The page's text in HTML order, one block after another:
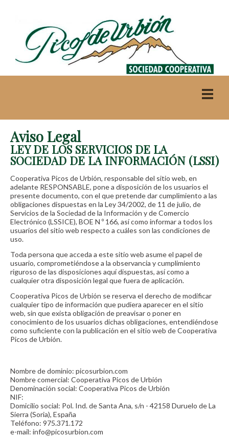
Aviso Legal
LEY DE LOS SERVICIOS DE LA
SOCIEDAD DE LA INFORMACIÓN (LSSI)
Cooperativa Picos de Urbión, responsable del sitio web, en
adelante RESPONSABLE, pone a disposición de los usuarios el
presente documento, con el que pretende dar cumplimiento a las
obligaciones dispuestas en la Ley 34/2002, de 11 de julio, de
Servicios de la Sociedad de la Información y de Comercio
Electrónico (LSSICE), BOE N º 166, así como informar a todos los
usuarios del sitio web respecto a cuáles son las condiciones de
uso.
Toda persona que acceda a este sitio web asume el papel de
usuario, comprometiéndose a la observancia y cumplimiento
riguroso de las disposiciones aquí dispuestas, así como a
cualquier otra disposición legal que fuera de aplicación.
Cooperativa Picos de Urbión se reserva el derecho de modificar
cualquier tipo de información que pudiera aparecer en el sitio
web, sin que exista obligación de preavisar o poner en
conocimiento de los usuarios dichas obligaciones, entendiéndose
como suficiente con la publicación en el sitio web de Cooperativa
Picos de Urbión.
Nombre de dominio: picosurbion.com
Nombre comercial: Cooperativa Picos de Urbión
Denominación social: Cooperativa Picos de Urbión
NIF:
Domicilio social: Pol. Ind. de Santa Ana, s/n - 42158 Duruelo de La
Sierra (Soria), España
Teléfono: 975.371.172
e-mail: info@picosurbion.com